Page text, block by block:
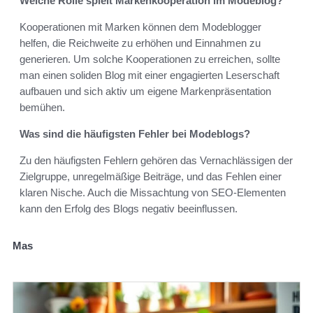
Kooperationen mit Marken können dem Modeblogger
helfen, die Reichweite zu erhöhen und Einnahmen zu
generieren. Um solche Kooperationen zu erreichen, sollte
man einen soliden Blog mit einer engagierten Leserschaft
aufbauen und sich aktiv um eigene Markenpräsentation
bemühen.
Was sind die häufigsten Fehler bei Modeblogs?
Zu den häufigsten Fehlern gehören das Vernachlässigen der
Zielgruppe, unregelmäßige Beiträge, und das Fehlen einer
klaren Nische. Auch die Missachtung von SEO-Elementen
kann den Erfolg des Blogs negativ beeinflussen.
Mas